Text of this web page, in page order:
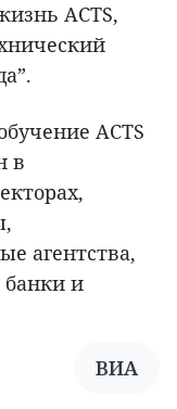
ACTS,
ACTS
в
агентства,
банки и
ВИА